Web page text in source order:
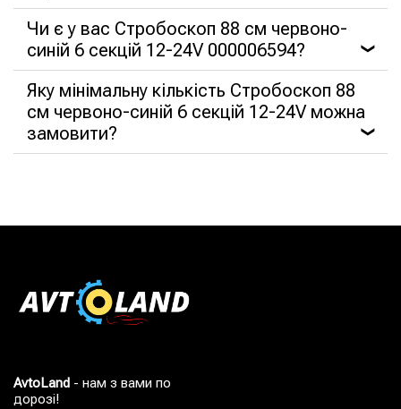
Чи є у вас Стробоскоп 88 см червоно-
синій 6 секцій 12-24V 000006594?
❯
Яку мінімальну кількість Стробоскоп 88
см червоно-синій 6 секцій 12-24V можна
замовити?
❯
AvtoLand - нам з вами по
дорозі!